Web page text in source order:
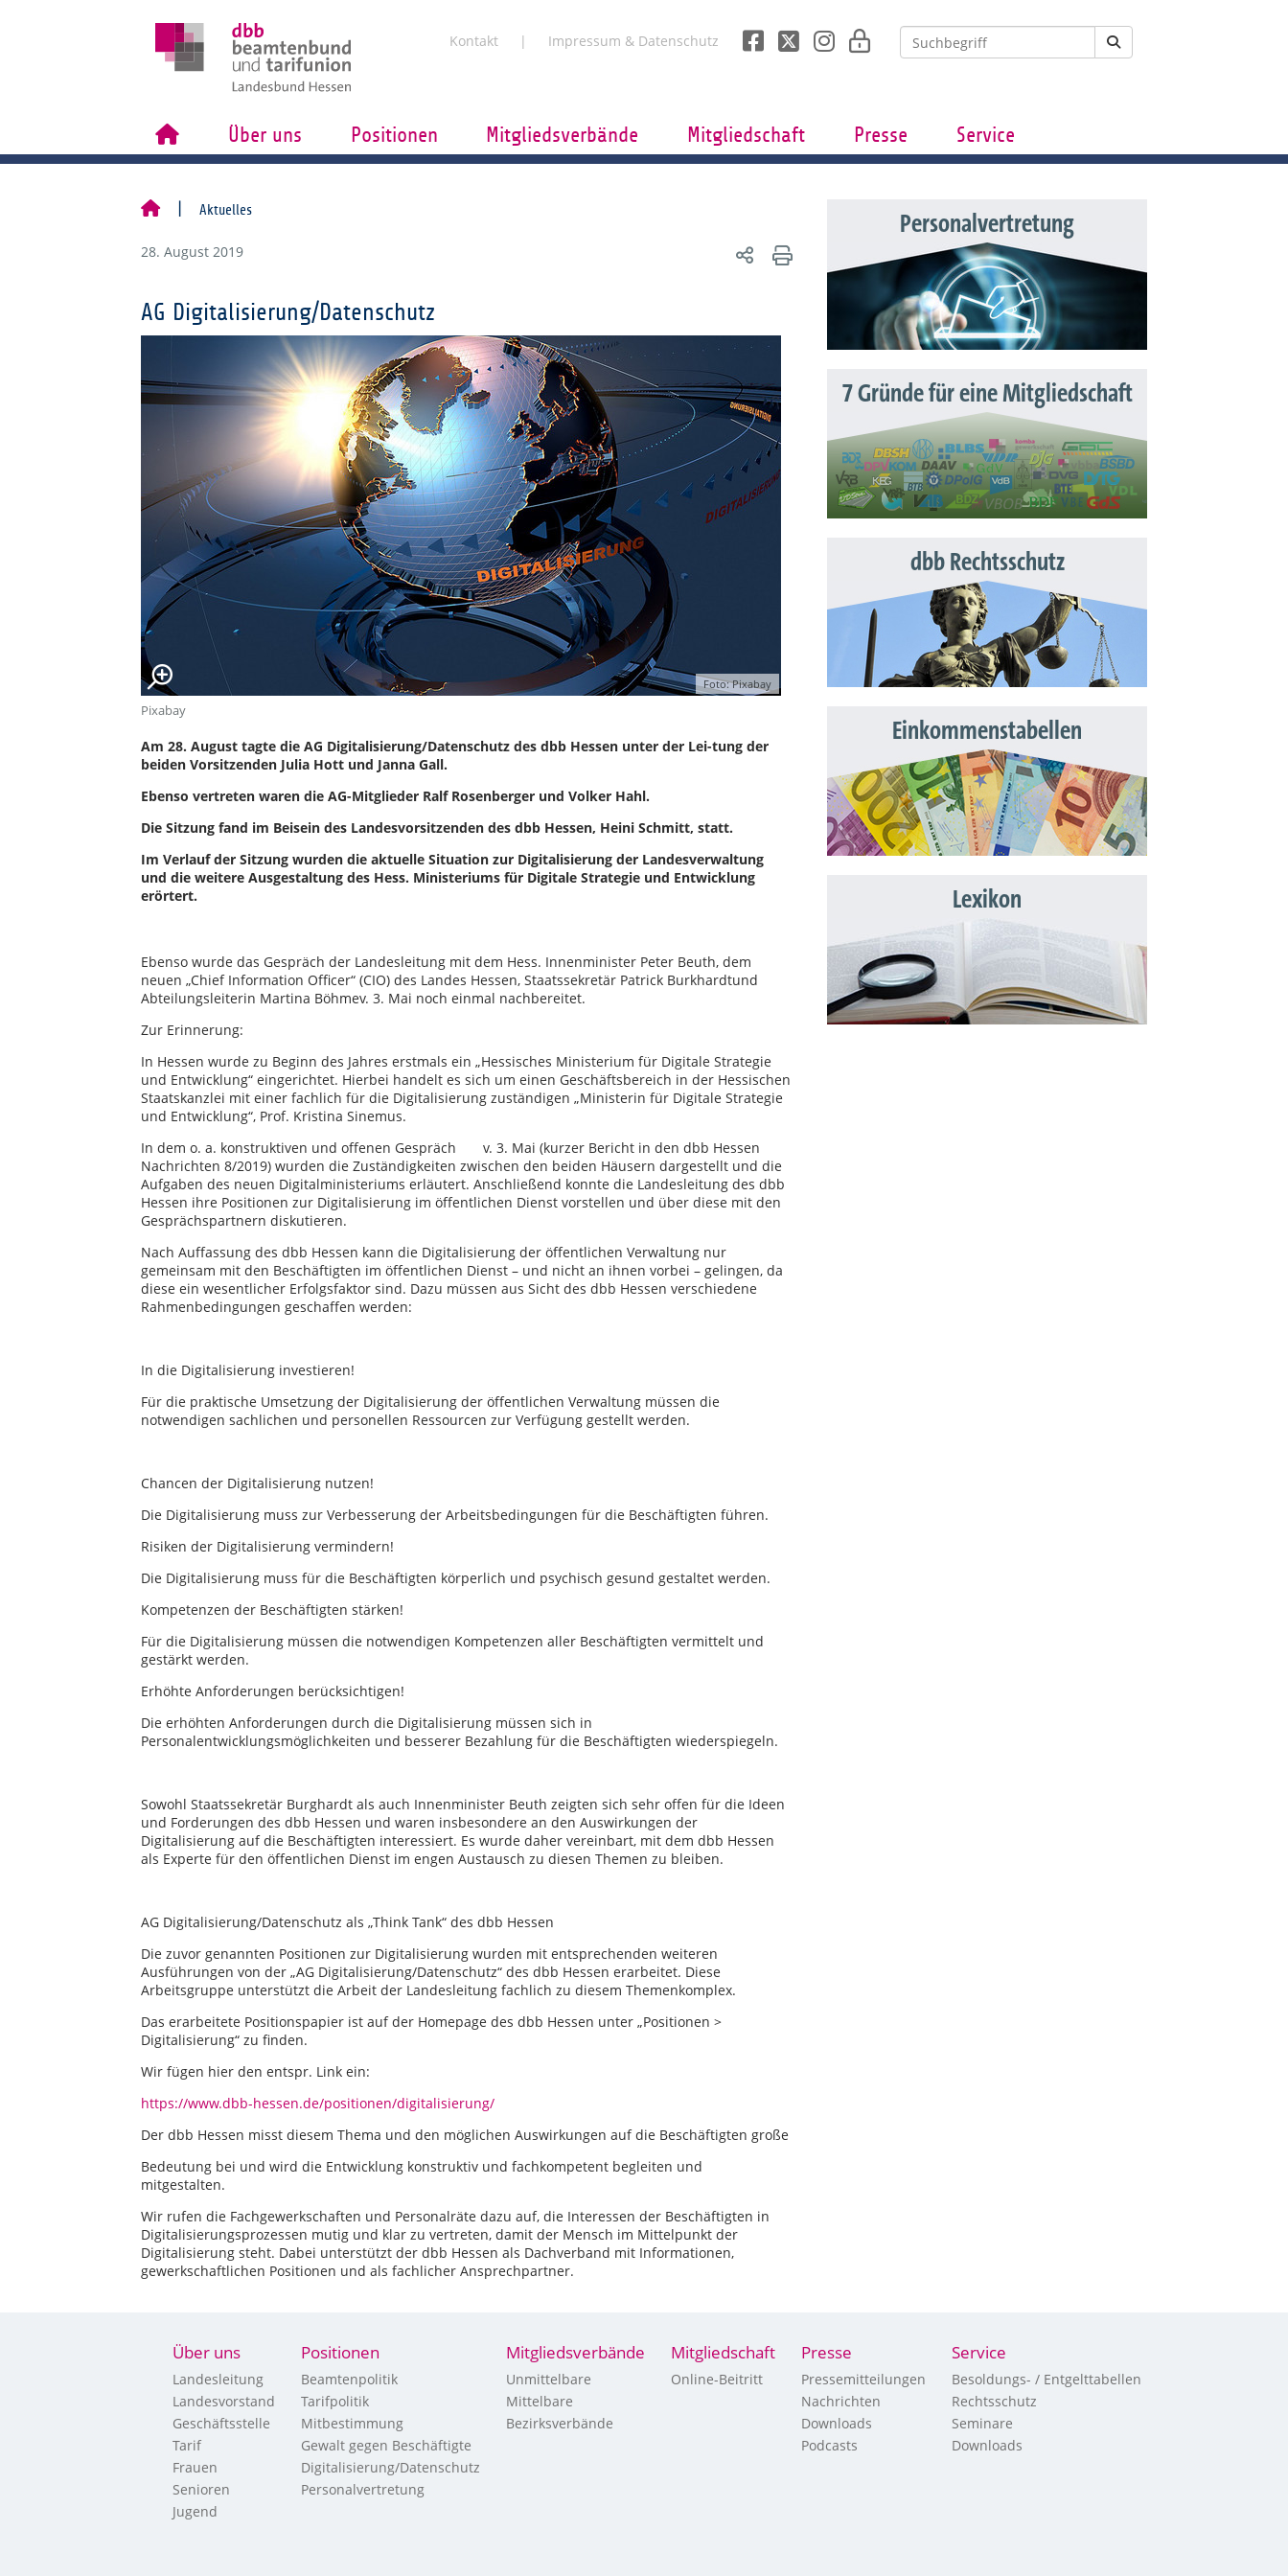
Kontakt Impressum & Datenschutz
Über uns Positionen Mitgliedsverbände Mitgliedschaft Presse Service
Aktuelles
28. August 2019
AG Digitalisierung/Datenschutz
Foto: Pixabay
Pixabay
Am 28. August tagte die AG Digitalisierung/Datenschutz des dbb Hessen unter der Lei-tung der
beiden Vorsitzenden Julia Hott und Janna Gall.
Ebenso vertreten waren die AG-Mitglieder Ralf Rosenberger und Volker Hahl.
Die Sitzung fand im Beisein des Landesvorsitzenden des dbb Hessen, Heini Schmitt, statt.
Im Verlauf der Sitzung wurden die aktuelle Situation zur Digitalisierung der Landesverwaltung
und die weitere Ausgestaltung des Hess. Ministeriums für Digitale Strategie und Entwicklung
erörtert.
Ebenso wurde das Gespräch der Landesleitung mit dem Hess. Innenminister Peter Beuth, dem
neuen „Chief Information Officer“ (CIO) des Landes Hessen, Staatssekretär Patrick Burkhardtund
Abteilungsleiterin Martina Böhmev. 3. Mai noch einmal nachbereitet.
Zur Erinnerung:
In Hessen wurde zu Beginn des Jahres erstmals ein „Hessisches Ministerium für Digitale Strategie
und Entwicklung“ eingerichtet. Hierbei handelt es sich um einen Geschäftsbereich in der Hessischen
Staatskanzlei mit einer fachlich für die Digitalisierung zuständigen „Ministerin für Digitale Strategie
und Entwicklung“, Prof. Kristina Sinemus.
In dem o. a. konstruktiven und offenen Gespräch v. 3. Mai (kurzer Bericht in den dbb Hessen
Nachrichten 8/2019) wurden die Zuständigkeiten zwischen den beiden Häusern dargestellt und die
Aufgaben des neuen Digitalministeriums erläutert. Anschließend konnte die Landesleitung des dbb
Hessen ihre Positionen zur Digitalisierung im öffentlichen Dienst vorstellen und über diese mit den
Gesprächspartnern diskutieren.
Nach Auffassung des dbb Hessen kann die Digitalisierung der öffentlichen Verwaltung nur
gemeinsam mit den Beschäftigten im öffentlichen Dienst – und nicht an ihnen vorbei – gelingen, da
diese ein wesentlicher Erfolgsfaktor sind. Dazu müssen aus Sicht des dbb Hessen verschiedene
Rahmenbedingungen geschaffen werden:
In die Digitalisierung investieren!
Für die praktische Umsetzung der Digitalisierung der öffentlichen Verwaltung müssen die
notwendigen sachlichen und personellen Ressourcen zur Verfügung gestellt werden.
Chancen der Digitalisierung nutzen!
Die Digitalisierung muss zur Verbesserung der Arbeitsbedingungen für die Beschäftigten führen.
Risiken der Digitalisierung vermindern!
Die Digitalisierung muss für die Beschäftigten körperlich und psychisch gesund gestaltet werden.
Kompetenzen der Beschäftigten stärken!
Für die Digitalisierung müssen die notwendigen Kompetenzen aller Beschäftigten vermittelt und
gestärkt werden.
Erhöhte Anforderungen berücksichtigen!
Die erhöhten Anforderungen durch die Digitalisierung müssen sich in
Personalentwicklungsmöglichkeiten und besserer Bezahlung für die Beschäftigten wiederspiegeln.
Sowohl Staatssekretär Burghardt als auch Innenminister Beuth zeigten sich sehr offen für die Ideen
und Forderungen des dbb Hessen und waren insbesondere an den Auswirkungen der
Digitalisierung auf die Beschäftigten interessiert. Es wurde daher vereinbart, mit dem dbb Hessen
als Experte für den öffentlichen Dienst im engen Austausch zu diesen Themen zu bleiben.
AG Digitalisierung/Datenschutz als „Think Tank“ des dbb Hessen
Die zuvor genannten Positionen zur Digitalisierung wurden mit entsprechenden weiteren
Ausführungen von der „AG Digitalisierung/Datenschutz“ des dbb Hessen erarbeitet. Diese
Arbeitsgruppe unterstützt die Arbeit der Landesleitung fachlich zu diesem Themenkomplex.
Das erarbeitete Positionspapier ist auf der Homepage des dbb Hessen unter „Positionen >
Digitalisierung“ zu finden.
Wir fügen hier den entspr. Link ein:
https://www.dbb-hessen.de/positionen/digitalisierung/
Der dbb Hessen misst diesem Thema und den möglichen Auswirkungen auf die Beschäftigten große
Bedeutung bei und wird die Entwicklung konstruktiv und fachkompetent begleiten und
mitgestalten.
Wir rufen die Fachgewerkschaften und Personalräte dazu auf, die Interessen der Beschäftigten in
Digitalisierungsprozessen mutig und klar zu vertreten, damit der Mensch im Mittelpunkt der
Digitalisierung steht. Dabei unterstützt der dbb Hessen als Dachverband mit Informationen,
gewerkschaftlichen Positionen und als fachlicher Ansprechpartner.
Personalvertretung
7 Gründe für eine Mitgliedschaft
dbb Rechtsschutz
Einkommenstabellen
Lexikon
Über uns
Landesleitung
Landesvorstand
Geschäftsstelle
Tarif
Frauen
Senioren
Jugend
Positionen
Beamtenpolitik
Tarifpolitik
Mitbestimmung
Gewalt gegen Beschäftigte
Digitalisierung/Datenschutz
Personalvertretung
Mitgliedsverbände
Unmittelbare
Mittelbare
Bezirksverbände
Mitgliedschaft
Online-Beitritt
Presse
Pressemitteilungen
Nachrichten
Downloads
Podcasts
Service
Besoldungs- / Entgelttabellen
Rechtsschutz
Seminare
Downloads